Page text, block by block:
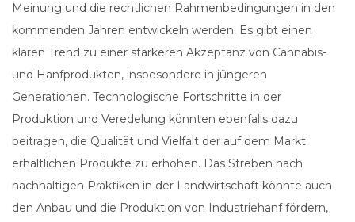
Meinung und die rechtlichen Rahmenbedingungen in den
kommenden Jahren entwickeln werden. Es gibt einen
klaren Trend zu einer stärkeren Akzeptanz von Cannabis-
und Hanfprodukten, insbesondere in jüngeren
Generationen. Technologische Fortschritte in der
Produktion und Veredelung könnten ebenfalls dazu
beitragen, die Qualität und Vielfalt der auf dem Markt
erhältlichen Produkte zu erhöhen. Das Streben nach
nachhaltigen Praktiken in der Landwirtschaft könnte auch
den Anbau und die Produktion von Industriehanf fördern,